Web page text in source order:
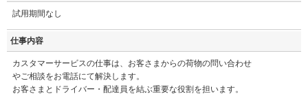
試用期間なし
仕事内容
カスタマーサービスの仕事は、お客さまからの荷物の問い合わせ
やご相談をお電話にて解決します。
お客さまとドライバー・配達員を結ぶ重要な役割を担います。